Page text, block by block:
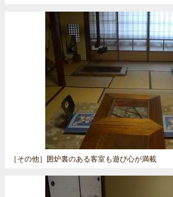
［その他］ 囲炉裏のある客室も遊び心が満載